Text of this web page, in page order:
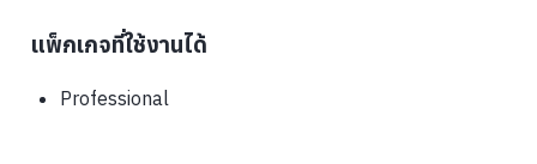
แพ็กเกจที่ใช้งานได้
Professional